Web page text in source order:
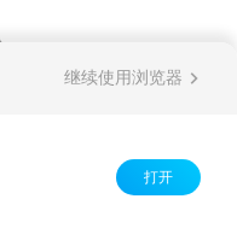
继续使用浏览器
打开